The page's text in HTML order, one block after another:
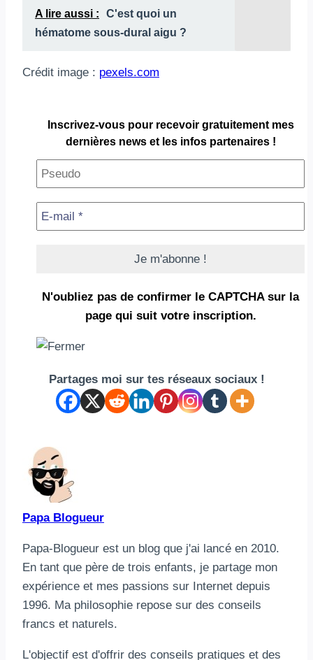
A lire aussi :
C'est quoi un
hématome sous-dural aigu ?
Crédit image : pexels.com
Inscrivez-vous pour recevoir gratuitement mes
dernières news et les infos partenaires !
N'oubliez pas de confirmer le CAPTCHA sur la
page qui suit votre inscription.
Partages moi sur tes réseaux sociaux !
Papa Blogueur
Papa-Blogueur est un blog que j'ai lancé en 2010.
En tant que père de trois enfants, je partage mon
expérience et mes passions sur Internet depuis
1996. Ma philosophie repose sur des conseils
francs et naturels.
L'objectif est d'offrir des conseils pratiques et des